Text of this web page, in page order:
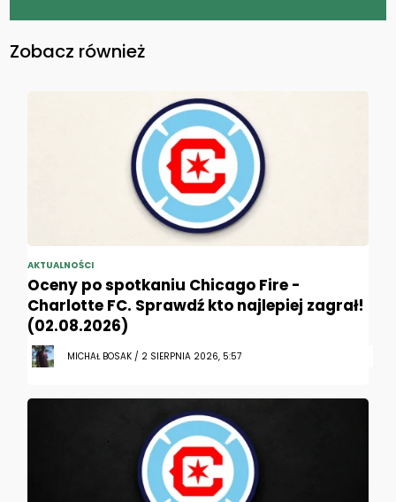
Zobacz również
AKTUALNOŚCI
Oceny po spotkaniu Chicago Fire -
Charlotte FC. Sprawdź kto najlepiej zagrał!
(02.08.2026)
MICHAŁ BOSAK / 2 SIERPNIA 2026, 5:57